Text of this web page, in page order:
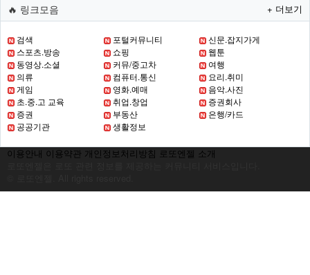
🔥 링크모음 + 더보기
검색 포털커뮤니티
신문.잡지가게
스포츠.방송
쇼핑
웹툰
동영상.소셜
커뮤/중고차
여행
의류
컴퓨터.통신
요리.취미
게임
영화.예매
음악.사진
초.중.고 교육
취업.창업
증권회사
증권
부동산
은행/카드
공공기관
생활정보
이용안내 이용약관 개인정보처리방침 로또엔젤 소개